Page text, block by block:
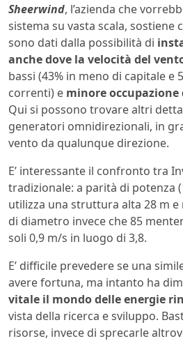
Sheerwind, l’azienda che
sistema su vasta scala, sostiene
sono dati dalla possibilità di
anche dove la velocità del
bassi (43% in meno di capitale e
correnti) e minore occupazione
Qui si possono trovare altri
generatori omnidirezionali, in
vento da qualunque direzione.
E’ interessante il confronto tra
tradizionale: a parità di potenza
utilizza una struttura alta 28 m e
di diametro invece che 85
soli 0,9 m/s in luogo di 3,8.
E’ difficile prevedere se una
avere fortuna, ma intanto ha
vitale il mondo delle energie
vista della ricerca e sviluppo.
risorse, invece di sprecarle